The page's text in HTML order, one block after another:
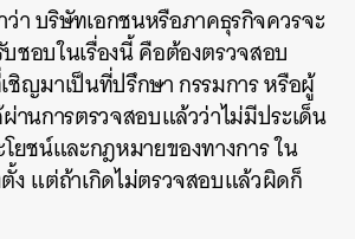
า บริษัทเอกชนหรือภาคธุรกิจควรจะ
ชอบในเรื่องนี้ คือต้องตรวจสอบ
ญมาเป็นที่ปรึกษา กรรมการ หรือผู้
านการตรวจสอบแล้วว่าไม่มีประเด็น
ยชน์และกฎหมายของทางการ ใน
ง แต่ถ้าเกิดไม่ตรวจสอบแล้วผิดก็